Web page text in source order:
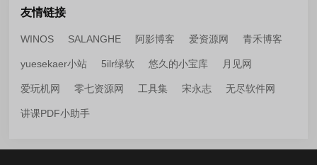
友情链接
WINOS SALANGHE 阿影博客 爱资源网 青禾博客
yuesekaer小站 5ilr绿软 悠久的小宝库 月见网
爱玩机网 零七资源网 工具集 宋永志 无尽软件网
讲课PDF小助手